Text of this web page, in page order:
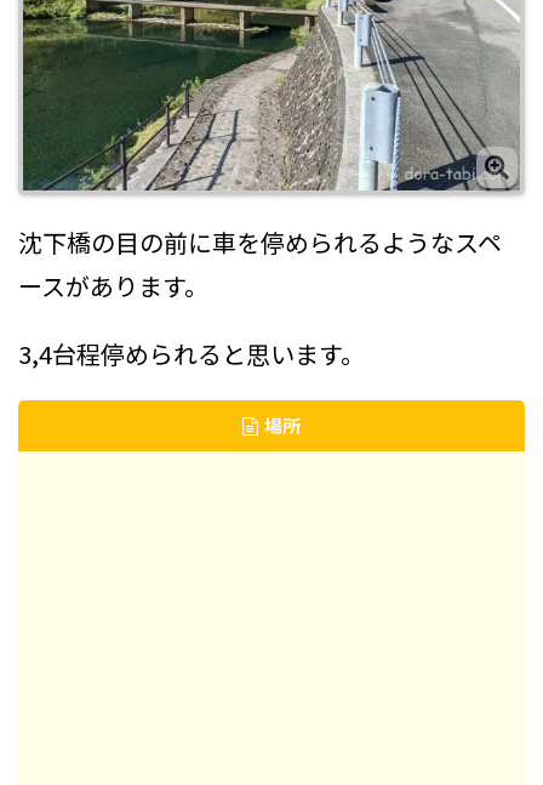
沈下橋の目の前に車を停められるようなスペ
ースがあります。
3,4台程停められると思います。
場所